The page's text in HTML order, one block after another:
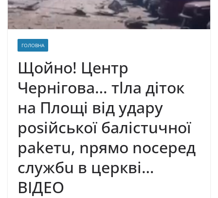
ГОЛОВНА
Щoйнo! Цeнтp
Чepнiгoвa… тlлa дiтoк
нa Плoщi вiд yдapy
posiйcькoї бaлicтuчнoї
pakeтu, npямo nocepeд
cлyжбu в церкві…
ВІДEO